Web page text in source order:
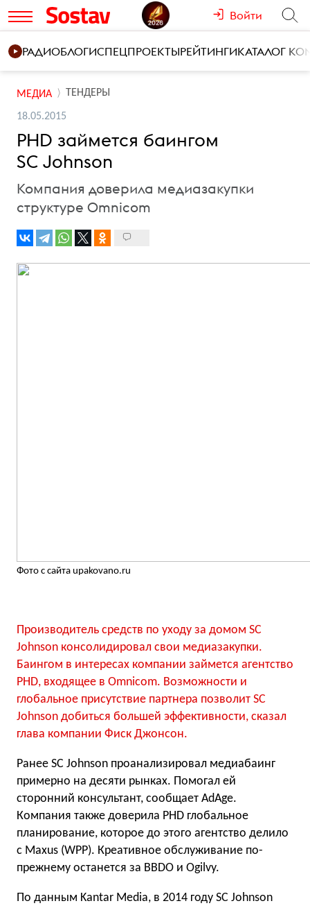
Войти
РАДИОБЛОГИСПЕЦПРОЕКТЫРЕЙТИНГИКАТАЛОГ
МЕДИА ТЕНДЕРЫ
18.05.2015
PHD займется баингом
SC Johnson
Компания доверила медиазакупки
структуре Omnicom
Фото с сайта upakovano.ru
Производитель средств по уходу за домом SC
Johnson консолидировал свои медиазакупки.
Баингом в интересах компании займется агентство
PHD, входящее в Omnicom. Возможности и
глобальное присутствие партнера позволит SC
Johnson добиться большей эффективности, сказал
глава компании Фиск Джонсон.
Ранее SC Johnson проанализировал медиабаинг
примерно на десяти рынках. Помогал ей
сторонний консультант, сообщает AdAge.
Компания также доверила PHD глобальное
планирование, которое до этого агентство делило
с Maxus (WPP). Креативное обслуживание по-
прежнему останется за BBDO и Ogilvy.
По данным Kantar Media, в 2014 году SC Johnson